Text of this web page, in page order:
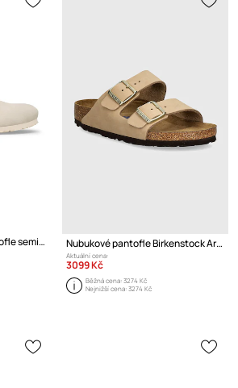
Birkenstock Boston pantofle semišové Nubukové pantofle Birkenstock Arizona SFB
Aktuální cena:
3099 Kč
Běžná cena:3274 Kč
Nejnižší cena:3274 Kč